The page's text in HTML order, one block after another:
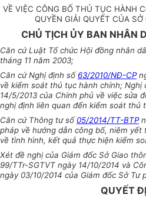
VỀ VIỆC CÔNG BỐ THỦ TỤC HÀNH
QUYỀN GIẢI QUYẾT CỦA
CHỦ TỊCH ỦY BAN NHÂN
Căn cứ Luật Tổ chức Hội đồng nhân
tháng 11 năm 2003;
Căn cứ Nghị định số 63/2010/NĐ-CP
về kiểm soát thủ tục hành chính; Nghị
14/5/2013 của Chính phủ về việc sửa
nghị định liên quan đến kiểm soát thủ
Căn cứ Thông tư số 05/2014/TT-BTP
pháp về hướng dẫn công bố, niêm
về tình hình, kết quả thực hiện kiểm
Xét đề nghị của Giám đốc Sở Giao
99/TTr-SGTVT ngày 14/10/2014 và
ngày 03/10/2014 của Giám đốc Sở Tư
QUYẾT